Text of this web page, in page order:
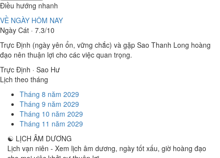
Điều hướng nhanh
VỀ NGÀY HÔM NAY
Ngày Cát · 7.3/10
Trực Định (ngày yên ổn, vững chắc) và gặp Sao Thanh Long hoàng
đạo nên thuận lợi cho các việc quan trọng.
Trực Định · Sao Hư
Lịch theo tháng
Tháng 8 năm 2029
Tháng 9 năm 2029
Tháng 10 năm 2029
Tháng 11 năm 2029
☯ LỊCH ÂM DƯƠNG
Lịch vạn niên - Xem lịch âm dương, ngày tốt xấu, giờ hoàng đạo